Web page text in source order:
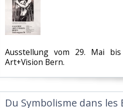
‎Ausstellung vom 29. Mai
Art+Vision Bern.‎
‎Du Symbolisme dans